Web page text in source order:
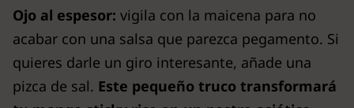
Ojo al espesor: vigila con la maicena para no
acabar con una salsa que parezca pegamento. Si
quieres darle un giro interesante, añade una
pizca de sal. Este pequeño truco transformará